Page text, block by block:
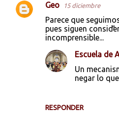
C
Geo 15 diciembre
Parece que
pues siguen
incomprensible...
RESPONDER
Escuela de
Un
negar lo